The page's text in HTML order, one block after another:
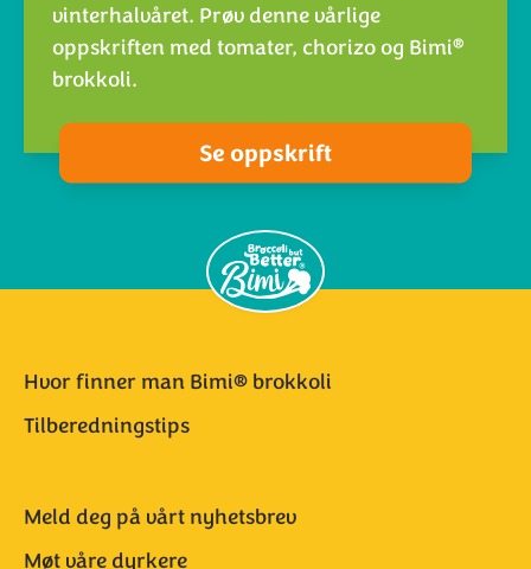
vinterhalvåret. Prøv denne vårlige
oppskriften med tomater, chorizo og Bimi®
brokkoli.
Se oppskrift
Hvor finner man Bimi® brokkoli
Tilberedningstips
Meld deg på vårt nyhetsbrev
Møt våre dyrkere